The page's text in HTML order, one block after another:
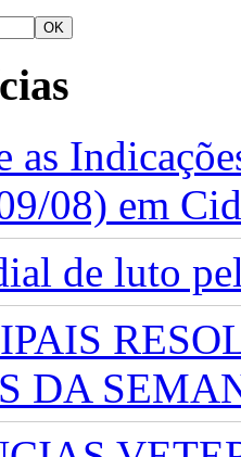
as
08) em
de luto
DA